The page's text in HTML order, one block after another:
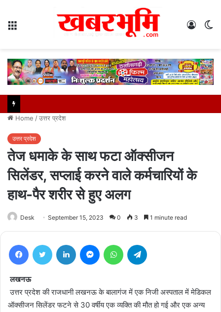
Log
Home /उत्तर प्रदेश
उत्तर प्रदेश
तेज धमाके के साथ फटा ऑक्सीजन
सिलेंडर, सप्लाई करने वाले कर्मचारियों के
हाथ-पैर शरीर से हुए अलग
Desk September 15, 2023 0 3 1 minute read
FacebookTwitter LinkedIn MessengerWhatsApp
लखनऊ
उत्तर प्रदेश की राजधानी लखनऊ के बालागंज में एक निजी अस्पताल में मेडिकल
ऑक्सीजन सिलेंडर फटने से 30 वर्षीय एक व्यक्ति की मौत हो गई और एक अन्य